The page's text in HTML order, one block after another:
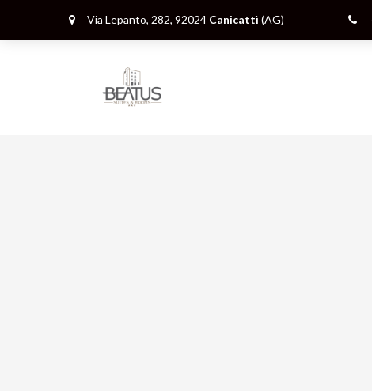
Via Lepanto, 282, 92024 Canicattì (AG)